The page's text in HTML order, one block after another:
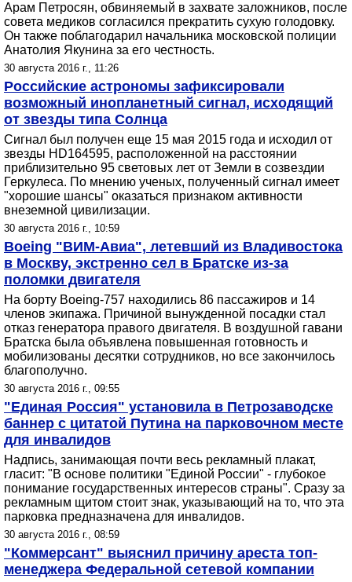
Арам Петросян, обвиняемый в захвате заложников, после
совета медиков согласился прекратить сухую голодовку.
Он также поблагодарил начальника московской полиции
Анатолия Якунина за его честность.
30 августа 2016 г., 11:26
Российские астрономы зафиксировали
возможный инопланетный сигнал, исходящий
от звезды типа Солнца
Сигнал был получен еще 15 мая 2015 года и исходил от
звезды HD164595, расположенной на расстоянии
приблизительно 95 световых лет от Земли в созвездии
Геркулеса. По мнению ученых, полученный сигнал имеет
"хорошие шансы" оказаться признаком активности
внеземной цивилизации.
30 августа 2016 г., 10:59
Boeing "ВИМ-Авиа", летевший из Владивостока
в Москву, экстренно сел в Братске из-за
поломки двигателя
На борту Boeing-757 находились 86 пассажиров и 14
членов экипажа. Причиной вынужденной посадки стал
отказ генератора правого двигателя. В воздушной гавани
Братска была объявлена повышенная готовность и
мобилизованы десятки сотрудников, но все закончилось
благополучно.
30 августа 2016 г., 09:55
"Единая Россия" установила в Петрозаводске
баннер с цитатой Путина на парковочном месте
для инвалидов
Надпись, занимающая почти весь рекламный плакат,
гласит: "В основе политики "Единой России" - глубокое
понимание государственных интересов страны". Сразу за
рекламным щитом стоит знак, указывающий на то, что эта
парковка предназначена для инвалидов.
30 августа 2016 г., 08:59
"Коммерсант" выяснил причину ареста топ-
менеджера Федеральной сетевой компании